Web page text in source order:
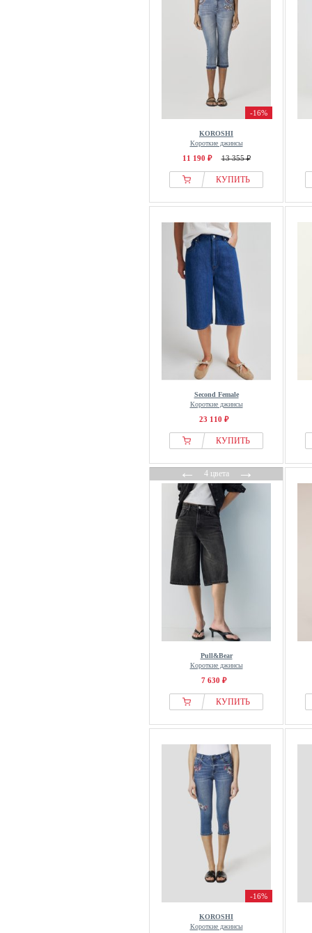
-16%
KOROSHI
Короткие джинсы
11 190 ₽ 13 355 ₽
КУПИТЬ
Second Female
Короткие джинсы
23 110 ₽
КУПИТЬ
←4 цвета→
Pull&Bear
Короткие джинсы
7 630 ₽
КУПИТЬ
-16%
KOROSHI
Короткие джинсы